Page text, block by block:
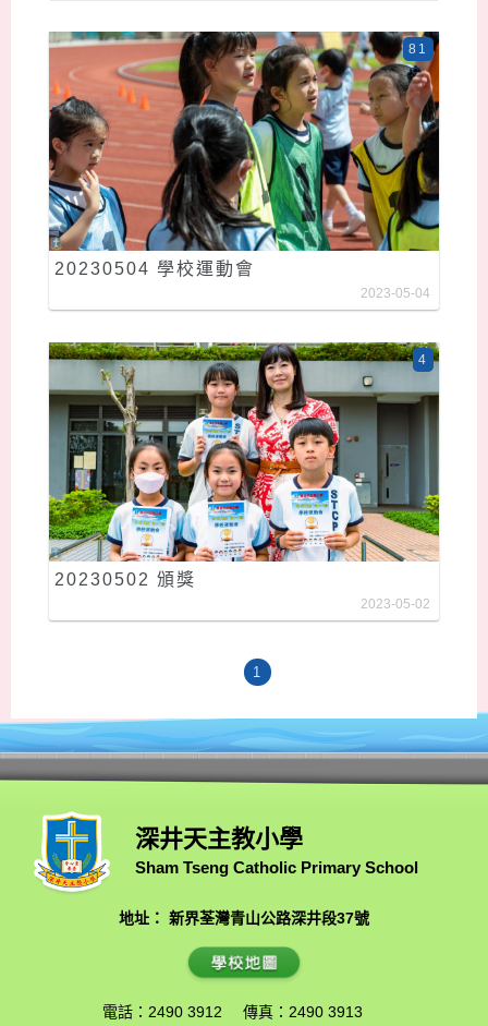
20230504 學校運動會
81
2023-05-04
20230502 頒獎
4
2023-05-02
1
深井天主教小學
Sham Tseng Catholic Primary School
地址： 新界荃灣青山公路深井段37號
電話：2490 3912
傳真：2490 3913